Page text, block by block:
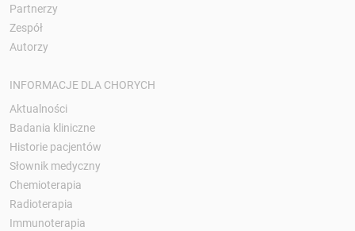
Partnerzy
Zespół
Autorzy
INFORMACJE DLA CHORYCH
Aktualności
Badania kliniczne
Historie pacjentów
Słownik medyczny
Chemioterapia
Radioterapia
Immunoterapia